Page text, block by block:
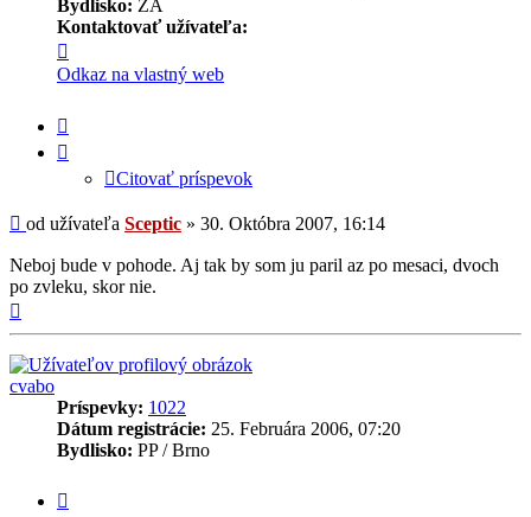
Bydlisko: ZA
Kontaktovať užívateľa:
informácie
Sceptic
Odkaz na vlastný web
Citovať príspevok
Príspevok
od užívateľa Sceptic » 30. Októbra 2007, 16:14
Neboj bude v pohode. Aj tak by som ju paril az po mesaci, dvoch
po zvleku, skor nie.
cvabo
Príspevky: 1022
Dátum registrácie: 25. Februára 2006, 07:20
Bydlisko: PP / Brno